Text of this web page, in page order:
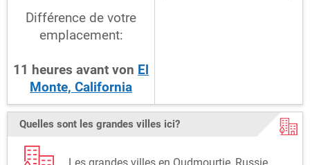
Différence de votre
emplacement:
11 heures avant von El
Monte, California
Quelles sont les grandes villes ici?